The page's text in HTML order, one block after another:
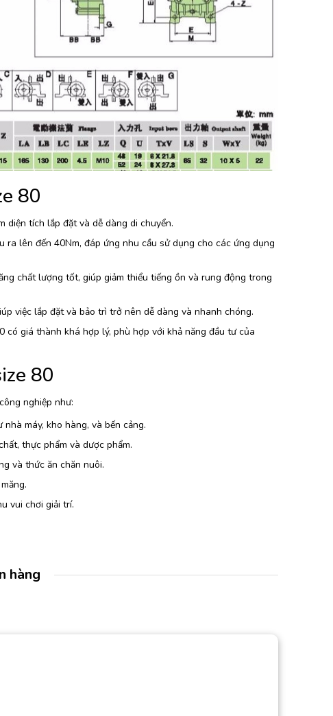
80
diện tích lắp đặt và dễ dàng di chuyển.
lên đến 40Nm, đáp ứng nhu cầu sử dụng cho các ứng dụng
chất lượng tốt, giúp giảm thiểu tiếng ồn và rung động trong
việc lắp đặt và bảo trì trở nên dễ dàng và nhanh chóng.
giá thành khá hợp lý, phù hợp với khả năng đầu tư của
80
nghiệp như:
máy, kho hàng, và bến cảng.
thực phẩm và dược phẩm.
và thức ăn chăn nuôi.
vui chơi giải trí.
hàng